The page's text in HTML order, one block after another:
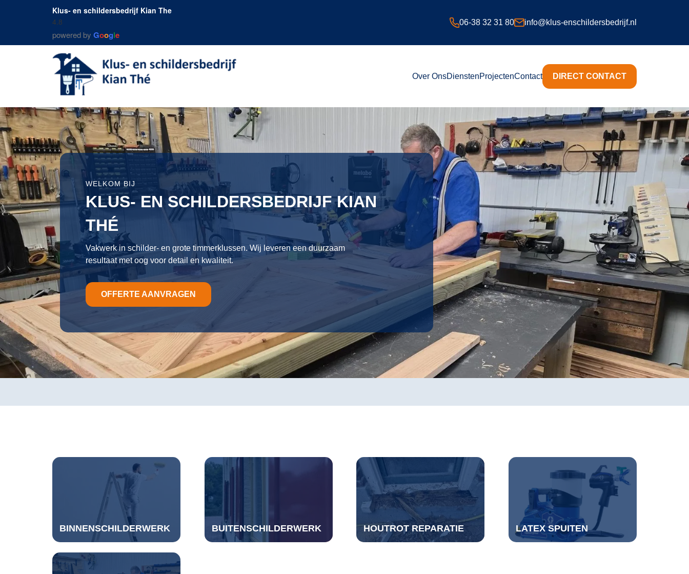
Klus- en schildersbedrijf Kian The
4.8
powered by Google
06-38 32 31 80 info@klus-enschildersbedrijf.nl
Over OnsDienstenProjectenContact DIRECT CONTACT
WELKOM BIJ
KLUS- EN SCHILDERSBEDRIJF KIAN
THÉ
Vakwerk in schilder- en grote timmerklussen. Wij leveren een duurzaam
resultaat met oog voor detail en kwaliteit.
OFFERTE AANVRAGEN
BINNENSCHILDERWERK BUITENSCHILDERWERK HOUTROT REPARATIE LATEX SPUITEN